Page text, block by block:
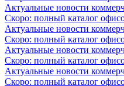
Актуальные новости
Скоро: полный каталог
Актуальные новости
Скоро: полный каталог
Актуальные новости
Скоро: полный каталог
Актуальные новости
Скоро: полный каталог